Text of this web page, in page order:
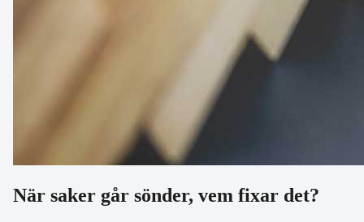
När saker går sönder, vem fixar det?